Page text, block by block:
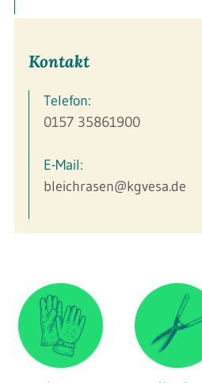
Kontakt
Telefon:
0157 35861900
E-Mail:
bleichrasen@kgvesa.de